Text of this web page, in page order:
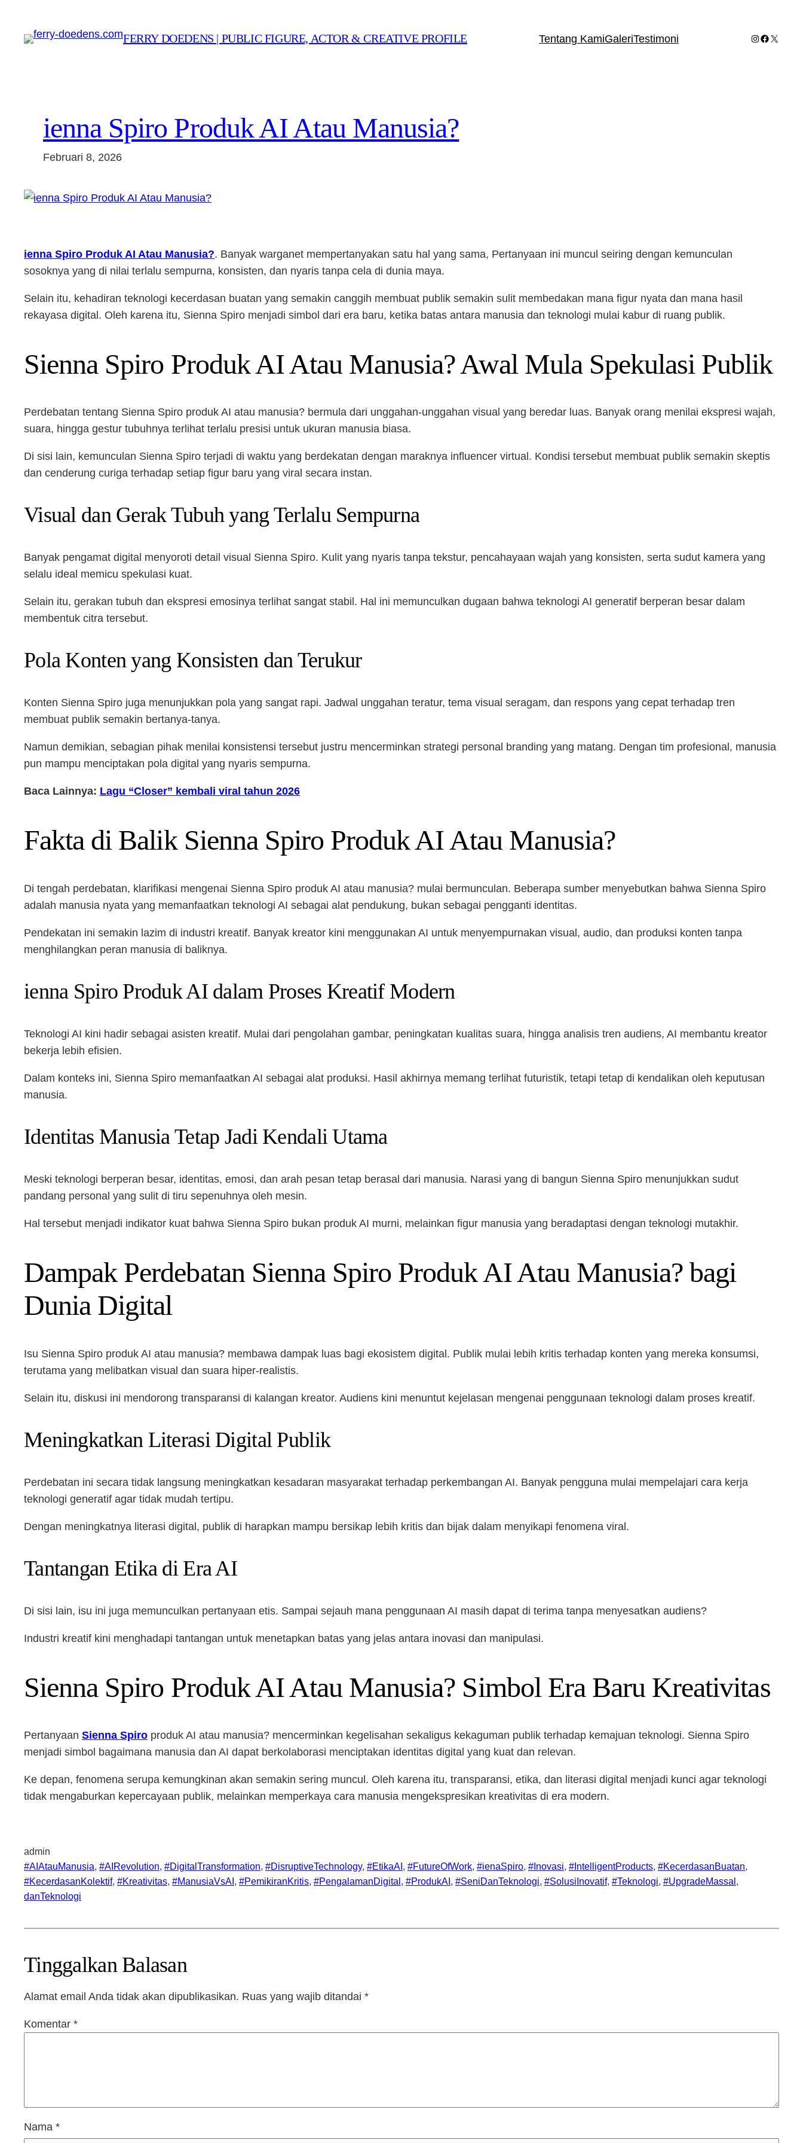
konten
FERRY DOEDENS | PUBLIC FIGURE, ACTOR & CREATIVE PROFILE Tentang KamiGaleriTestimoni Instagram
Facebook
X
ienna Spiro Produk AI Atau Manusia?
Februari 8, 2026
ienna Spiro Produk AI Atau Manusia?. Banyak warganet mempertanyakan satu hal yang sama, Pertanyaan ini muncul seiring dengan kemunculan
sosoknya yang di nilai terlalu sempurna, konsisten, dan nyaris tanpa cela di dunia maya.
Selain itu, kehadiran teknologi kecerdasan buatan yang semakin canggih membuat publik semakin sulit membedakan mana figur nyata dan mana hasil
rekayasa digital. Oleh karena itu, Sienna Spiro menjadi simbol dari era baru, ketika batas antara manusia dan teknologi mulai kabur di ruang publik.
Sienna Spiro Produk AI Atau Manusia? Awal Mula Spekulasi Publik
Perdebatan tentang Sienna Spiro produk AI atau manusia? bermula dari unggahan-unggahan visual yang beredar luas. Banyak orang menilai ekspresi wajah,
suara, hingga gestur tubuhnya terlihat terlalu presisi untuk ukuran manusia biasa.
Di sisi lain, kemunculan Sienna Spiro terjadi di waktu yang berdekatan dengan maraknya influencer virtual. Kondisi tersebut membuat publik semakin skeptis
dan cenderung curiga terhadap setiap figur baru yang viral secara instan.
Visual dan Gerak Tubuh yang Terlalu Sempurna
Banyak pengamat digital menyoroti detail visual Sienna Spiro. Kulit yang nyaris tanpa tekstur, pencahayaan wajah yang konsisten, serta sudut kamera yang
selalu ideal memicu spekulasi kuat.
Selain itu, gerakan tubuh dan ekspresi emosinya terlihat sangat stabil. Hal ini memunculkan dugaan bahwa teknologi AI generatif berperan besar dalam
membentuk citra tersebut.
Pola Konten yang Konsisten dan Terukur
Konten Sienna Spiro juga menunjukkan pola yang sangat rapi. Jadwal unggahan teratur, tema visual seragam, dan respons yang cepat terhadap tren
membuat publik semakin bertanya-tanya.
Namun demikian, sebagian pihak menilai konsistensi tersebut justru mencerminkan strategi personal branding yang matang. Dengan tim profesional, manusia
pun mampu menciptakan pola digital yang nyaris sempurna.
Baca Lainnya: Lagu “Closer” kembali viral tahun 2026
Fakta di Balik Sienna Spiro Produk AI Atau Manusia?
Di tengah perdebatan, klarifikasi mengenai Sienna Spiro produk AI atau manusia? mulai bermunculan. Beberapa sumber menyebutkan bahwa Sienna Spiro
adalah manusia nyata yang memanfaatkan teknologi AI sebagai alat pendukung, bukan sebagai pengganti identitas.
Pendekatan ini semakin lazim di industri kreatif. Banyak kreator kini menggunakan AI untuk menyempurnakan visual, audio, dan produksi konten tanpa
menghilangkan peran manusia di baliknya.
ienna Spiro Produk AI dalam Proses Kreatif Modern
Teknologi AI kini hadir sebagai asisten kreatif. Mulai dari pengolahan gambar, peningkatan kualitas suara, hingga analisis tren audiens, AI membantu kreator
bekerja lebih efisien.
Dalam konteks ini, Sienna Spiro memanfaatkan AI sebagai alat produksi. Hasil akhirnya memang terlihat futuristik, tetapi tetap di kendalikan oleh keputusan
manusia.
Identitas Manusia Tetap Jadi Kendali Utama
Meski teknologi berperan besar, identitas, emosi, dan arah pesan tetap berasal dari manusia. Narasi yang di bangun Sienna Spiro menunjukkan sudut
pandang personal yang sulit di tiru sepenuhnya oleh mesin.
Hal tersebut menjadi indikator kuat bahwa Sienna Spiro bukan produk AI murni, melainkan figur manusia yang beradaptasi dengan teknologi mutakhir.
Dampak Perdebatan Sienna Spiro Produk AI Atau Manusia? bagi
Dunia Digital
Isu Sienna Spiro produk AI atau manusia? membawa dampak luas bagi ekosistem digital. Publik mulai lebih kritis terhadap konten yang mereka konsumsi,
terutama yang melibatkan visual dan suara hiper-realistis.
Selain itu, diskusi ini mendorong transparansi di kalangan kreator. Audiens kini menuntut kejelasan mengenai penggunaan teknologi dalam proses kreatif.
Meningkatkan Literasi Digital Publik
Perdebatan ini secara tidak langsung meningkatkan kesadaran masyarakat terhadap perkembangan AI. Banyak pengguna mulai mempelajari cara kerja
teknologi generatif agar tidak mudah tertipu.
Dengan meningkatnya literasi digital, publik di harapkan mampu bersikap lebih kritis dan bijak dalam menyikapi fenomena viral.
Tantangan Etika di Era AI
Di sisi lain, isu ini juga memunculkan pertanyaan etis. Sampai sejauh mana penggunaan AI masih dapat di terima tanpa menyesatkan audiens?
Industri kreatif kini menghadapi tantangan untuk menetapkan batas yang jelas antara inovasi dan manipulasi.
Sienna Spiro Produk AI Atau Manusia? Simbol Era Baru Kreativitas
Pertanyaan Sienna Spiro produk AI atau manusia? mencerminkan kegelisahan sekaligus kekaguman publik terhadap kemajuan teknologi. Sienna Spiro
menjadi simbol bagaimana manusia dan AI dapat berkolaborasi menciptakan identitas digital yang kuat dan relevan.
Ke depan, fenomena serupa kemungkinan akan semakin sering muncul. Oleh karena itu, transparansi, etika, dan literasi digital menjadi kunci agar teknologi
tidak mengaburkan kepercayaan publik, melainkan memperkaya cara manusia mengekspresikan kreativitas di era modern.
admin
#AIAtauManusia, #AIRevolution, #DigitalTransformation, #DisruptiveTechnology, #EtikaAI , #FutureOfWork, #ienaSpiro, #Inovasi, #IntelligentProducts, #KecerdasanBuatan
#KecerdasanKolektif, #Kreativitas, #ManusiaVsAI , #PemikiranKritis, #PengalamanDigital , #ProdukAI , #SeniDanTeknologi, #SolusiInovatif, #Teknologi, #UpgradeMassal
danTeknologi
Tinggalkan Balasan
Alamat email Anda tidak akan dipublikasikan. Ruas yang wajib ditandai *
Komentar *
Nama *